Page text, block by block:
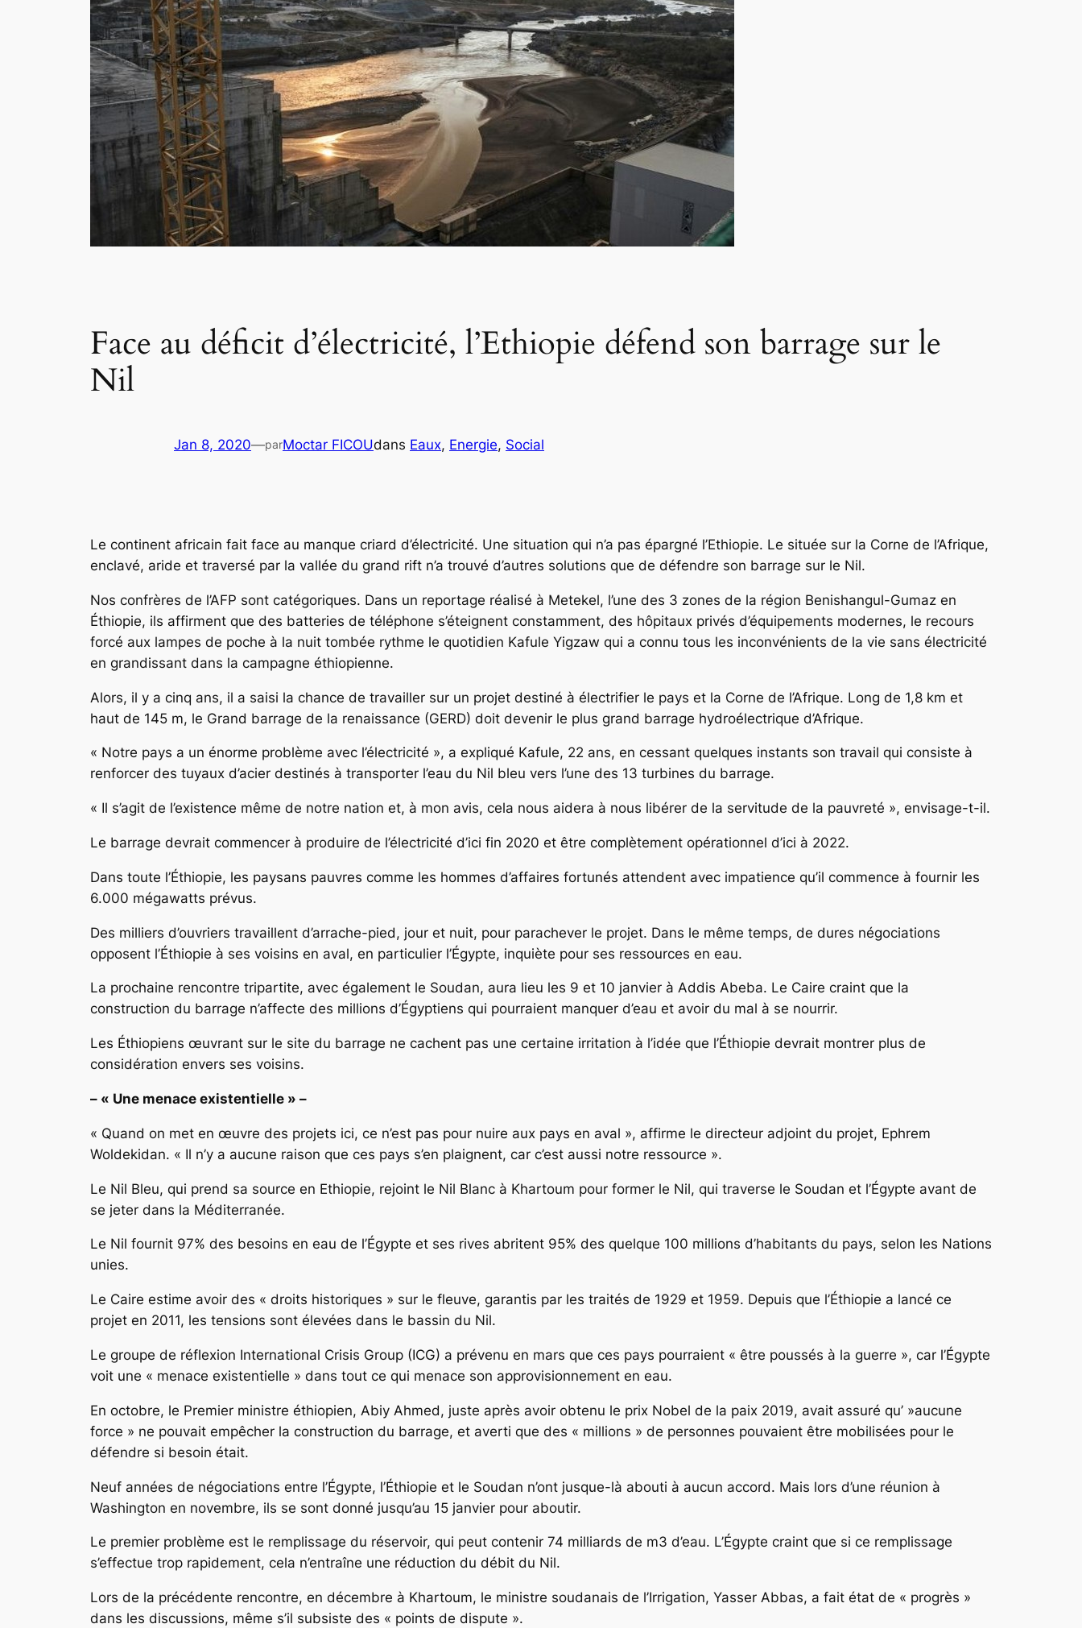
Face au déficit d’électricité, l’Ethiopie défend son barrage sur le
Nil
Jan 8, 2020—parMoctar FICOUdans Eaux, Energie, Social
Le continent africain fait face au manque criard d’électricité. Une situation qui n’a pas épargné l’Ethiopie. Le située sur la Corne de l’Afrique,
enclavé, aride et traversé par la vallée du grand rift n’a trouvé d’autres solutions que de défendre son barrage sur le Nil.
Nos confrères de l’AFP sont catégoriques. Dans un reportage réalisé à Metekel, l’une des 3 zones de la région Benishangul-Gumaz en
Éthiopie, ils affirment que des batteries de téléphone s’éteignent constamment, des hôpitaux privés d’équipements modernes, le recours
forcé aux lampes de poche à la nuit tombée rythme le quotidien Kafule Yigzaw qui a connu tous les inconvénients de la vie sans électricité
en grandissant dans la campagne éthiopienne.
Alors, il y a cinq ans, il a saisi la chance de travailler sur un projet destiné à électrifier le pays et la Corne de l’Afrique. Long de 1,8 km et
haut de 145 m, le Grand barrage de la renaissance (GERD) doit devenir le plus grand barrage hydroélectrique d’Afrique.
« Notre pays a un énorme problème avec l’électricité », a expliqué Kafule, 22 ans, en cessant quelques instants son travail qui consiste à
renforcer des tuyaux d’acier destinés à transporter l’eau du Nil bleu vers l’une des 13 turbines du barrage.
« Il s’agit de l’existence même de notre nation et, à mon avis, cela nous aidera à nous libérer de la servitude de la pauvreté », envisage-t-il.
Le barrage devrait commencer à produire de l’électricité d’ici fin 2020 et être complètement opérationnel d’ici à 2022.
Dans toute l’Éthiopie, les paysans pauvres comme les hommes d’affaires fortunés attendent avec impatience qu’il commence à fournir les
6.000 mégawatts prévus.
Des milliers d’ouvriers travaillent d’arrache-pied, jour et nuit, pour parachever le projet. Dans le même temps, de dures négociations
opposent l’Éthiopie à ses voisins en aval, en particulier l’Égypte, inquiète pour ses ressources en eau.
La prochaine rencontre tripartite, avec également le Soudan, aura lieu les 9 et 10 janvier à Addis Abeba. Le Caire craint que la
construction du barrage n’affecte des millions d’Égyptiens qui pourraient manquer d’eau et avoir du mal à se nourrir.
Les Éthiopiens œuvrant sur le site du barrage ne cachent pas une certaine irritation à l’idée que l’Éthiopie devrait montrer plus de
considération envers ses voisins.
– « Une menace existentielle » –
« Quand on met en œuvre des projets ici, ce n’est pas pour nuire aux pays en aval », affirme le directeur adjoint du projet, Ephrem
Woldekidan. « Il n’y a aucune raison que ces pays s’en plaignent, car c’est aussi notre ressource ».
Le Nil Bleu, qui prend sa source en Ethiopie, rejoint le Nil Blanc à Khartoum pour former le Nil, qui traverse le Soudan et l’Égypte avant de
se jeter dans la Méditerranée.
Le Nil fournit 97% des besoins en eau de l’Égypte et ses rives abritent 95% des quelque 100 millions d’habitants du pays, selon les Nations
unies.
Le Caire estime avoir des « droits historiques » sur le fleuve, garantis par les traités de 1929 et 1959. Depuis que l’Éthiopie a lancé ce
projet en 2011, les tensions sont élevées dans le bassin du Nil.
Le groupe de réflexion International Crisis Group (ICG) a prévenu en mars que ces pays pourraient « être poussés à la guerre », car l’Égypte
voit une « menace existentielle » dans tout ce qui menace son approvisionnement en eau.
En octobre, le Premier ministre éthiopien, Abiy Ahmed, juste après avoir obtenu le prix Nobel de la paix 2019, avait assuré qu’ »aucune
force » ne pouvait empêcher la construction du barrage, et averti que des « millions » de personnes pouvaient être mobilisées pour le
défendre si besoin était.
Neuf années de négociations entre l’Égypte, l’Éthiopie et le Soudan n’ont jusque-là abouti à aucun accord. Mais lors d’une réunion à
Washington en novembre, ils se sont donné jusqu’au 15 janvier pour aboutir.
Le premier problème est le remplissage du réservoir, qui peut contenir 74 milliards de m3 d’eau. L’Égypte craint que si ce remplissage
s’effectue trop rapidement, cela n’entraîne une réduction du débit du Nil.
Lors de la précédente rencontre, en décembre à Khartoum, le ministre soudanais de l’Irrigation, Yasser Abbas, a fait état de « progrès »
dans les discussions, même s’il subsiste des « points de dispute ».